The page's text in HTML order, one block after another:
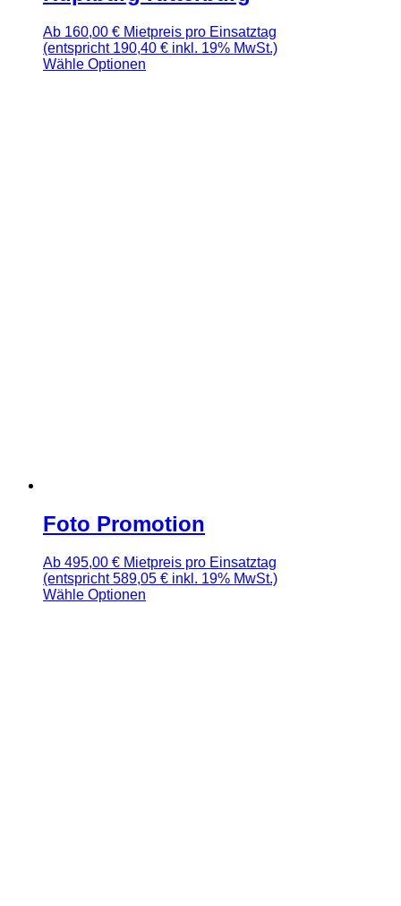
Ab 160,00 € Mietpreis pro Einsatztag
(entspricht 190,40 € inkl. 19% MwSt.)
Wähle Optionen
Foto Promotion
Ab 495,00 € Mietpreis pro Einsatztag
(entspricht 589,05 € inkl. 19% MwSt.)
Wähle Optionen